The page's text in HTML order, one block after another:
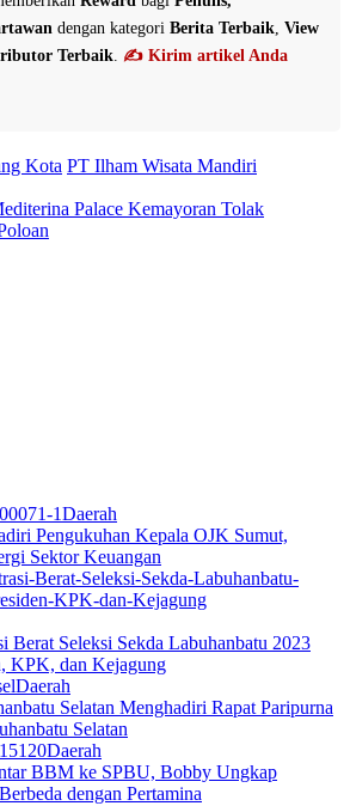
dengan kategori Berita Terbaik View
Terbaik ✍️ Kirim artikel Anda
Kota PT Ilham Wisata Mandiri
Palace Kemayoran Tolak
Daerah
Pengukuhan Kepala OJK Sumut,
Sektor Keuangan
Berat Seleksi Sekda Labuhanbatu 2023
KPK, dan Kejagung
Daerah
Selatan Menghadiri Rapat Paripurna
Selatan
Daerah
BBM ke SPBU, Bobby Ungkap
dengan Pertamina